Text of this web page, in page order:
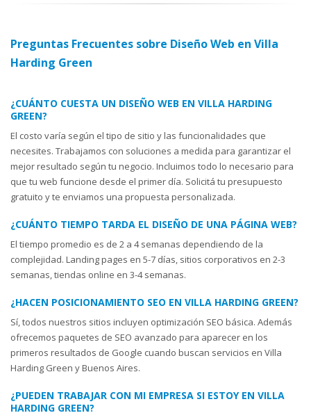
Preguntas Frecuentes sobre Diseño Web en Villa
Harding Green
¿CUÁNTO CUESTA UN DISEÑO WEB EN VILLA HARDING
GREEN?
El costo varía según el tipo de sitio y las funcionalidades que
necesites. Trabajamos con soluciones a medida para garantizar el
mejor resultado según tu negocio. Incluimos todo lo necesario para
que tu web funcione desde el primer día. Solicitá tu presupuesto
gratuito y te enviamos una propuesta personalizada.
¿CUÁNTO TIEMPO TARDA EL DISEÑO DE UNA PÁGINA WEB?
El tiempo promedio es de 2 a 4 semanas dependiendo de la
complejidad. Landing pages en 5-7 días, sitios corporativos en 2-3
semanas, tiendas online en 3-4 semanas.
¿HACEN POSICIONAMIENTO SEO EN VILLA HARDING GREEN?
Sí, todos nuestros sitios incluyen optimización SEO básica. Además
ofrecemos paquetes de SEO avanzado para aparecer en los
primeros resultados de Google cuando buscan servicios en Villa
Harding Green y Buenos Aires.
¿PUEDEN TRABAJAR CON MI EMPRESA SI ESTOY EN VILLA
HARDING GREEN?